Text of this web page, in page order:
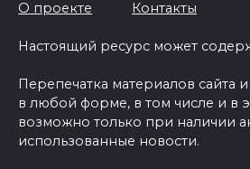
О проекте Контакты
Настоящий ресурс может
Перепечатка материалов сайта
в любой форме, в том числе и в
возможно только при наличии
использованные новости.